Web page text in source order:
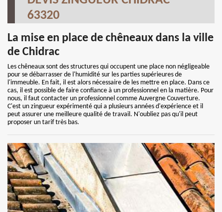
63320
La mise en place de chêneaux dans la ville
de Chidrac
Les chêneaux sont des structures qui occupent une place non négligeable
pour se débarrasser de l'humidité sur les parties supérieures de
l'immeuble. En fait, il est alors nécessaire de les mettre en place. Dans ce
cas, il est possible de faire confiance à un professionnel en la matière. Pour
nous, il faut contacter un professionnel comme Auvergne Couverture.
C'est un zingueur expérimenté qui a plusieurs années d'expérience et il
peut assurer une meilleure qualité de travail. N'oubliez pas qu'il peut
proposer un tarif très bas.